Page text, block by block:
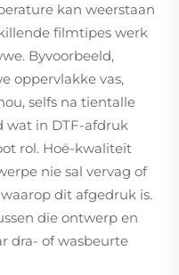
kan weerstaan
filmtipes werk
Byvoorbeeld,
oppervlakke vas,
selfs na tientalle
wat in DTF-afdruk
rol. Hoë-kwaliteit
nie sal vervag of
dit afgedruk is.
die ontwerp en
dra- of wasbeurte